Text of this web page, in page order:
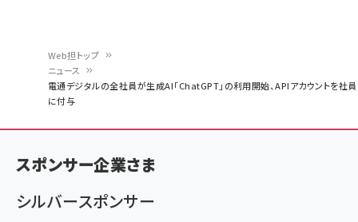
く
ず
Web担トップ
ニュース
電通デジタルの全社員が生成AI「ChatGPT」の利用開始、APIアカウントを社員
に付与
スポンサー企業さま
シルバースポンサー